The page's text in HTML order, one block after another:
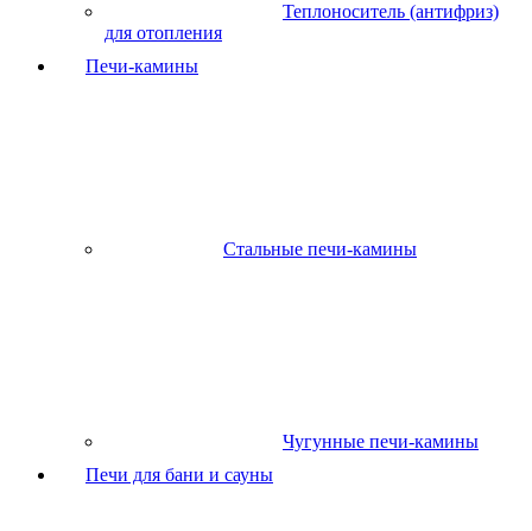
Теплоноситель (антифриз)
для отопления
Печи-камины
Стальные печи-камины
Чугунные печи-камины
Печи для бани и сауны